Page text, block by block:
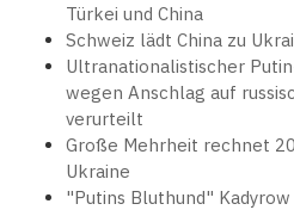
Türkei und China
Schweiz lädt China zu
Ultranationalistischer
wegen Anschlag auf
verurteilt
Große Mehrheit rechnet
Ukraine
"Putins Bluthund"